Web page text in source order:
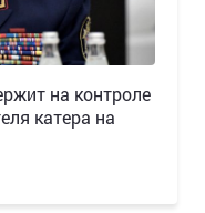
на контроле
катера на